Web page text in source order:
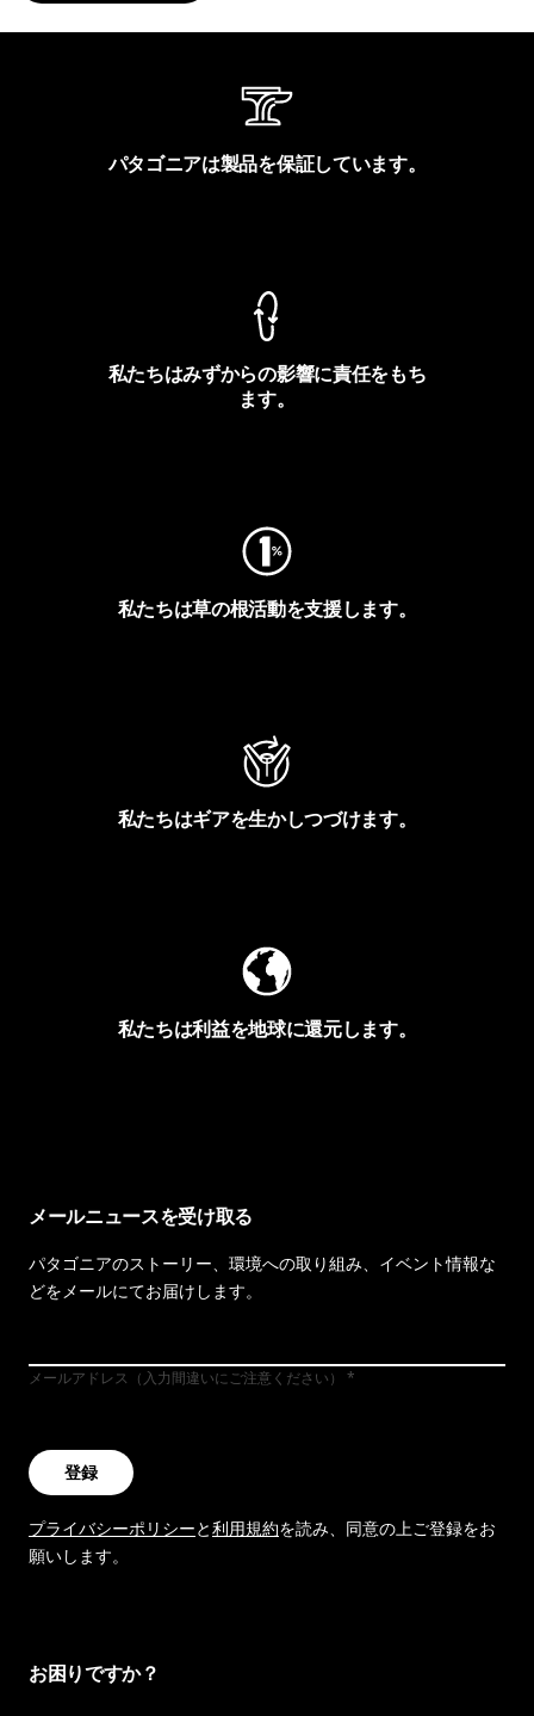
パタゴニアは製品を保証しています。
私たちはみずからの影響に責任をもち
ます。
私たちは草の根活動を支援します。
私たちはギアを生かしつづけます。
私たちは利益を地球に還元します。
メールニュースを受け取る
パタゴニアのストーリー、環境への取り組み、イベント情報な
どをメールにてお届けします。
メールアドレス（入力間違いにご注意ください）
登録
プライバシーポリシーと利用規約を読み、同意の上ご登録をお
願いします。
お困りですか？